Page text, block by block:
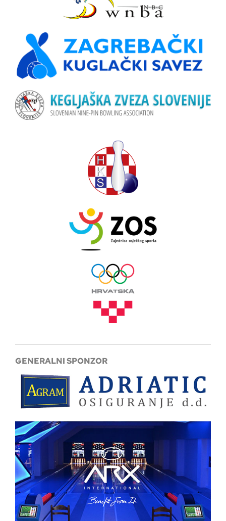
GENERALNI SPONZOR